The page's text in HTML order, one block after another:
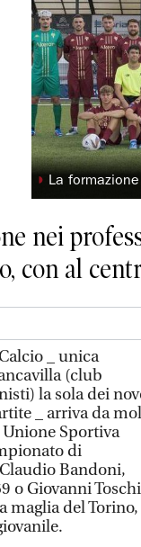
◗ La
nei
con al
_ unica
(club
la sola dei
_ arriva da
Sportiva
di
Bandoni,
o Giovanni
maglia del Torino,